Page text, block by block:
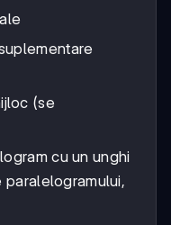
(se
cu un unghi